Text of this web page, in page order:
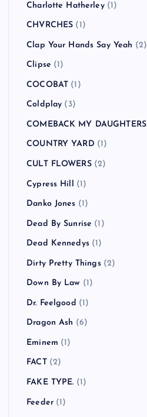
Charlotte Hatherley(1)
CHVRCHES (1)
Clap Your Hands Say Yeah (2)
Clipse (1)
COCOBAT (1)
Coldplay (3)
COMEBACK MY DAUGHTERS
COUNTRY YARD (1)
CULT FLOWERS(2)
Cypress Hill (1)
Danko Jones (1)
Dead By Sunrise (1)
Dead Kennedys(1)
Dirty Pretty Things(2)
Down By Law (1)
Dr. Feelgood (1)
Dragon Ash (6)
Eminem (1)
FACT(2)
FAKE TYPE. (1)
Feeder(1)